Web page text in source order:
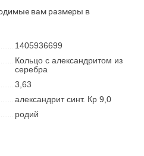
вам размеры в
1405936699
Кольцо с александритом из
серебра
3,63
александрит синт. Кр 9,0
родий